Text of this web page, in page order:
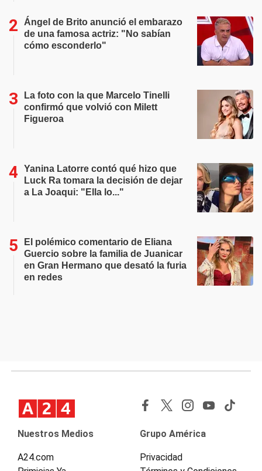
Ángel de Brito anunció el embarazo
de una famosa actriz: "No sabían
cómo esconderlo"
La foto con la que Marcelo Tinelli
confirmó que volvió con Milett
Figueroa
Yanina Latorre contó qué hizo que
Luck Ra tomara la decisión de dejar
a La Joaqui: "Ella lo..."
El polémico comentario de Eliana
Guercio sobre la familia de Juanicar
en Gran Hermano que desató la furia
en redes
Nuestros Medios
A24.com
Grupo América
Privacidad